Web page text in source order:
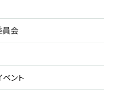
員会
ベント